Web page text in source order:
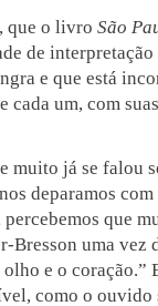
que o livro São
de
e que está
cada um, com
muito já se falou
deparamos
que
Bresson uma vez
e o
como o ouvido